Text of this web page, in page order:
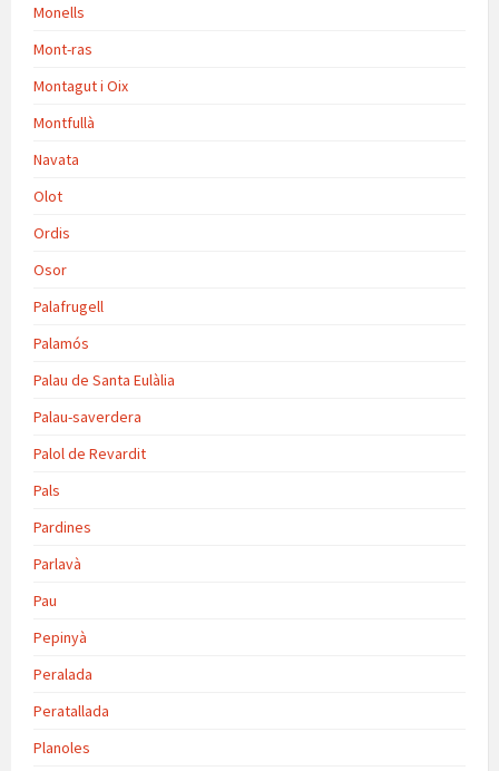
Monells
Mont-ras
Montagut i Oix
Montfullà
Navata
Olot
Ordis
Osor
Palafrugell
Palamós
Palau de Santa Eulàlia
Palau-saverdera
Palol de Revardit
Pals
Pardines
Parlavà
Pau
Pepinyà
Peralada
Peratallada
Planoles